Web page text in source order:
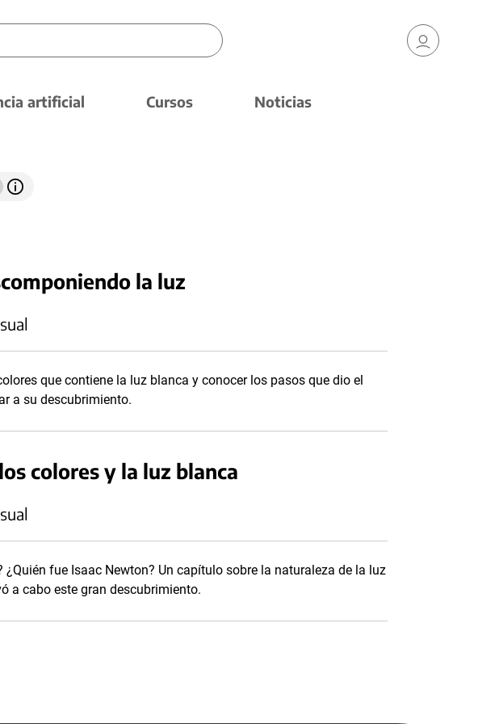
artificial Cursos Noticias
la luz
que contiene la luz blanca y conocer los pasos que dio el
a su descubrimiento.
colores y la luz blanca
¿Quién fue Isaac Newton? Un capítulo sobre la naturaleza de la luz
a cabo este gran descubrimiento.